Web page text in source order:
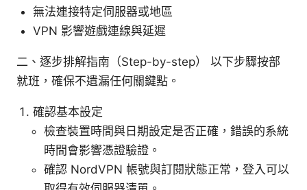
無法連接特定伺服器或地區
VPN 影響遊戲連線與延遲
二、逐步排解指南（Step-by-step） 以下步驟按部
就班，確保不遺漏任何關鍵點。
確認基本設定
檢查裝置時間與日期設定是否正確，錯誤的系統
時間會影響憑證驗證。
確認 NordVPN 帳號與訂閱狀態正常，登入可以